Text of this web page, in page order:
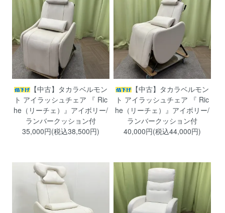
【中古】タカラベルモン
ト アイラッシュチェア 『 Ric
he（リーチェ）』アイボリー/
ランバークッション付
35,000円(税込38,500円)
【中古】タカラベルモン
ト アイラッシュチェア 『 Ric
he（リーチェ）』アイボリー/
ランバークッション付
40,000円(税込44,000円)